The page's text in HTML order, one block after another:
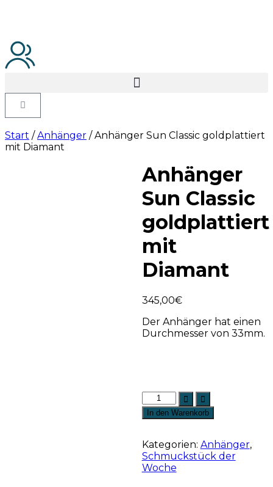
Start /Anhänger / Anhänger Sun Classic goldplattiert
mit Diamant
Anhänger
Sun Classic
goldplattiert
mit
Diamant
345,00€
Der Anhänger hat einen
Durchmesser von 33mm.
In den Warenkorb
Kategorien: Anhänger,
Schmuckstück der
Woche